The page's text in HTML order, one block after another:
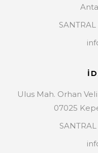
Ulus Mah. Orhan
07025